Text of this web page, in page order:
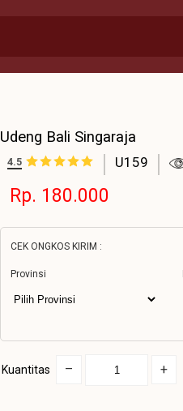
Udeng Bali Singaraja
4.5 U159
Rp. 180.000
CEK ONGKOS KIRIM :
Provinsi
Kuantitas – +